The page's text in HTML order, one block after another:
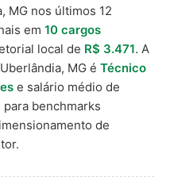
MG nos últimos 12
em 10 cargos
local de R$ 3.471. A
MG é Técnico
e salário médio de
benchmarks
de